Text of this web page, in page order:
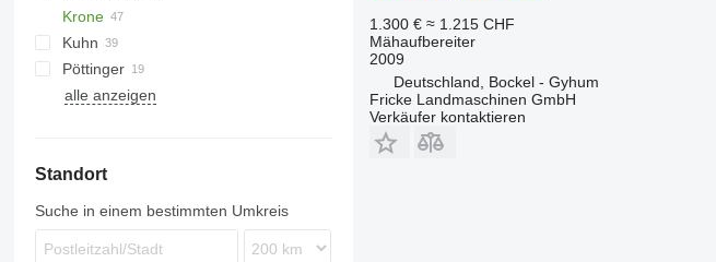
331
530
730
990
Krone
AMT
AMT 323
Easycut
Easycut 28
Easycut 3210
Easycut 6210
Kuhn
FC
Splendimo
MU
Pöttinger
Cat
KDD
R-series
Extra
alle anzeigen
Standort
Suche in einem bestimmten Umkreis
1.300 € ≈ 1.215 CHF
Mähaufbereiter
2009
Deutschland, Bockel - Gyhum
Fricke Landmaschinen GmbH
Verkäufer kontaktieren